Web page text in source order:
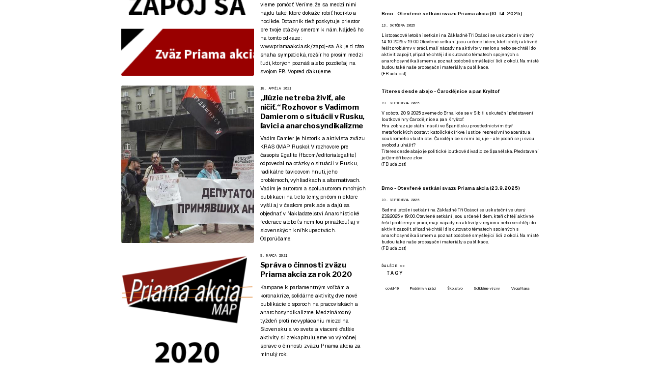
vieme pomôcť. Veríme, že sa medzi nimi
nájdu také, ktoré dokáže robiť hocikto a
hocikde. Dotazník tiež poskytuje priestor
pre tvoje otázky smerom k nám. Nájdeš ho
na tomto odkaze:
www.priamaakcia.sk/zapoj-sa . Ak je ti táto
snaha sympatická, rozšír ho prosím medzi
ľudí, ktorých poznáš alebo pozdieľaj na
svojom FB. Vopred ďakujeme.
18. APRÍLA 2021
„Ilúzie netreba živiť, ale
ničiť.“ Rozhovor s Vadimom
Damierom o situácii v Rusku,
ľavici a anarchosyndikalizme
Vadim Damier je historik a aktivista zväzu
KRAS (MAP Rusko). V rozhovore pre
časopis Egalite (fb.com/editorialegalite)
odpovedal na otázky o situácii v Rusku,
radikálne ľavicovom hnutí, jeho
problémoch, vyhliadkach a alternatívach.
Vadim je autorom a spoluautorom mnohých
publikácií na tieto témy, pričom niektoré
vyšli aj v českom preklade a dajú sa
objednať v Nakladatelství Anarchistické
federace alebo (s nemilou prirážkou) aj v
slovenských kníhkupectvách.
Odporúčame.
9. MARCA 2021
Správa o činnosti zväzu
Priama akcia za rok 2020
Kampane k parlamentným voľbám a
koronakríze, solidárne aktivity, dve nové
publikácie o sporoch na pracoviskách a
anarchosyndikalizme, Medzinárodný
týždeň proti nevyplácaniu miezd na
Slovensku a vo svete a viaceré ďalšie
aktivity si zrekapitulujeme vo výročnej
správe o činnosti zväzu Priama akcia za
minulý rok.
Brno - Otevřené setkání svazu Priama akcia (10. 14. 2025)
13. OKTÓBRA 2025
Listopadové letošní setkání na Základně Tři Ocásci se uskuteční v úterý
14. 10. 2025 v 19:00. Otevřené setkání jsou určené lidem, kteří chtějí aktivně
řešit problémy v práci, mají nápady na aktivity v regionu nebo se chtějí do
aktivit zapojit, případně chtějí diskutovat o tématech spojených s
anarchosyndikalismem a poznat podobně smýšlející lidi z okolí. Na místě
budou také naše propagační materiály a publikace.
(FB událost)
Títeres desde abajo - Čarodějnice a pan Kryštof
19. SEPTEMBRA 2025
V sobotu 20. 9. 2025 zveme do Brna, kde se v Sibiři uskuteční představení
loutkové hry Čarodějnice a pan Kryštof.
Hra zobrazuje státní násilí ve Španělsku prostřednictvím čtyř
metaforických postav: katolické církve, justice, represivního aparátu a
soukromého vlastnictví. Čarodějnice s nimi bojuje – ale podaří se jí svou
svobodu uhájit?
Títeres desde abajo je politické loutkové divadlo ze Španělska. Představení
je (téměř) beze zlov.
(FB událost)
Brno - Otevřené setkání svazu Priama akcia (23.9.2025)
19. SEPTEMBRA 2025
Sedmé letošní setkání na Základně Tři Ocásci se uskuteční ve uterý
23.9.2025 v 19:00. Otevřené setkání jsou určené lidem, kteří chtějí aktivně
řešit problémy v práci, mají nápady na aktivity v regionu nebo se chtějí do
aktivit zapojit, případně chtějí diskutovat o tématech spojených s
anarchosyndikalismem a poznat podobně smýšlející lidi z okolí. Na místě
budou také naše propagační materiály a publikace.
(FB událost)
ĎALŠIE >>
TAGY
covid-19 Problémy v práci Školstvo Solidárne výzvy VegaNana